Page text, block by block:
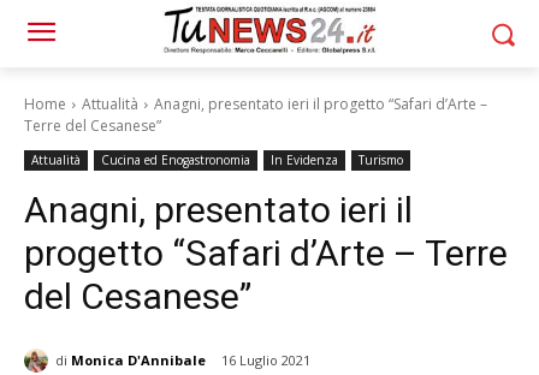
Home Attualità
Anagni, presentato ieri il progetto “Safari d’Arte –
Terre del Cesanese”
Attualità Cucina ed Enogastronomia In Evidenza Turismo
Anagni, presentato ieri il
progetto “Safari d’Arte – Terre
del Cesanese”
di Monica D'Annibale 16 Luglio 2021